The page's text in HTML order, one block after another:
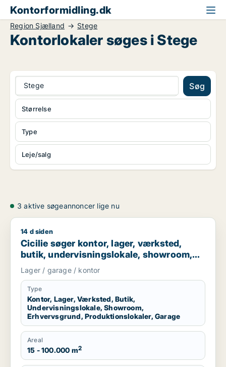
Kontorformidling.dk
Region Sjælland Stege
Kontorlokaler søges i Stege
Stege Søg
Type
Leje/salg
Størrelse
3 aktive søgeannoncer lige nu
Cicilie søger kontor, lager, værksted, butik,
14 d siden
Cicilie søger kontor, lager, værksted,
butik, undervisningslokale, showroom,
erhvervsgrund, produktionslokaler eller
garage til leje i Region Sjælland eller
Nordsjælland
Lager / garage / kontor
Type
Kontor, Lager, Værksted, Butik,
Undervisningslokale, Showroom,
Erhvervsgrund, Produktionslokaler, Garage
Areal
15 - 100.000 m2